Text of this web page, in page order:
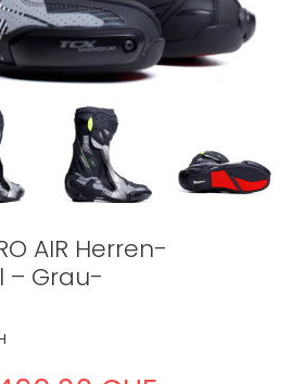
AIR Herren-
– Grau-